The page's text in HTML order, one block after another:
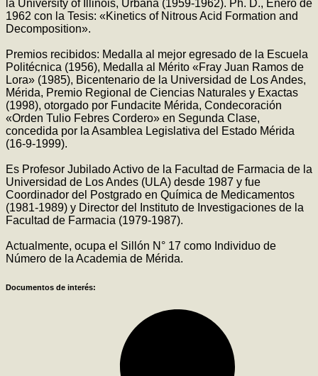
la University of Illinois, Urbana (1959-1962). Ph. D., Enero de
1962 con la Tesis: «Kinetics of Nitrous Acid Formation and
Decomposition».
Premios recibidos: Medalla al mejor egresado de la Escuela
Politécnica (1956), Medalla al Mérito «Fray Juan Ramos de
Lora» (1985), Bicentenario de la Universidad de Los Andes,
Mérida, Premio Regional de Ciencias Naturales y Exactas
(1998), otorgado por Fundacite Mérida, Condecoración
«Orden Tulio Febres Cordero» en Segunda Clase,
concedida por la Asamblea Legislativa del Estado Mérida
(16-9-1999).
Es Profesor Jubilado Activo de la Facultad de Farmacia de la
Universidad de Los Andes (ULA) desde 1987 y fue
Coordinador del Postgrado en Química de Medicamentos
(1981-1989) y Director del Instituto de Investigaciones de la
Facultad de Farmacia (1979-1987).
Actualmente, ocupa el Sillón N° 17 como Individuo de
Número de la Academia de Mérida.
Documentos de interés: